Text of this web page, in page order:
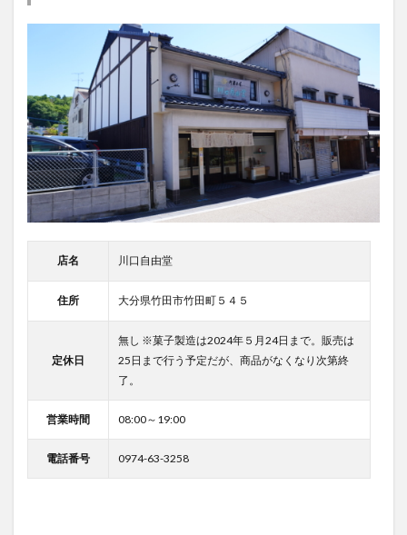
店名 川口自由堂
住所 大分県竹田市竹田町５４５
定休日
無し ※菓子製造は2024年５月24日まで。販売は
25日まで行う予定だが、商品がなくなり次第終
了。
営業時間 08:00～19:00
電話番号 0974-63-3258